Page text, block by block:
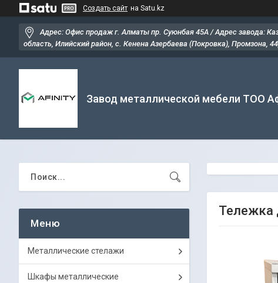
Создать сайт на Satu.kz
Адрес: Офис продаж г. Алматы пр. Суюнбая 45А / Адрес завода:
область, Илийский район, ​с. Кенена Азербаева (Покровка), Промзона,
Завод металлической мебели ТОО
Тележка
Металлические стелажи
Шкафы металлические